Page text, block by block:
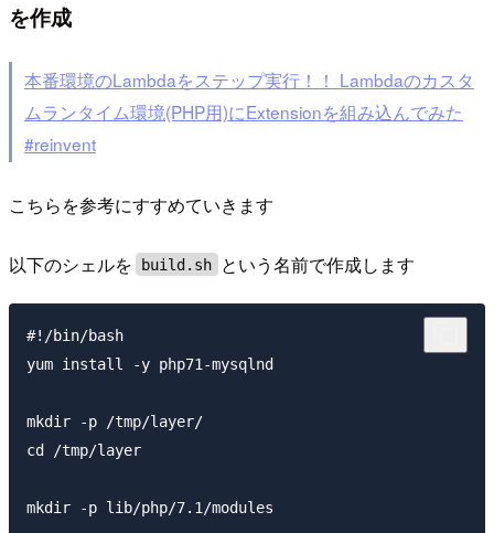
を作成
本番環境のLambdaをステップ実行！！ Lambdaのカスタ
ムランタイム環境(PHP用)にExtensionを組み込んでみた
#reinvent
こちらを参考にすすめていきます
以下のシェルを build.sh という名前で作成します
#!/bin/bash
yum install -y php71-mysqlnd
mkdir -p /tmp/layer/
cd /tmp/layer
mkdir -p lib/php/7.1/modules